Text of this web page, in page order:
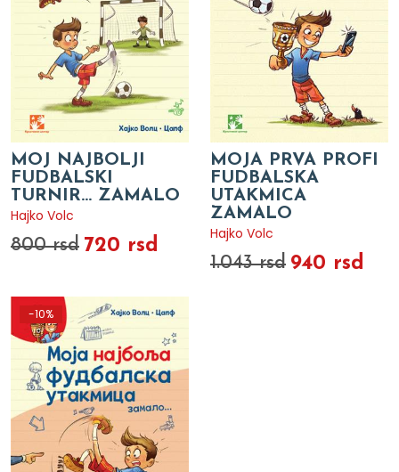
MOJ NAJBOLJI
FUDBALSKI
TURNIR... ZAMALO
Hajko Volc
800 rsd 720 rsd
MOJA PRVA PROFI
FUDBALSKA
UTAKMICA
ZAMALO
Hajko Volc
1.043 rsd 940 rsd
-10%